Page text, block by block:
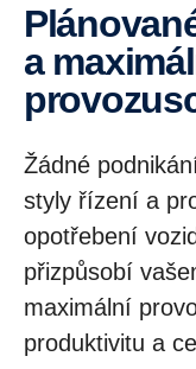
Plánované odstávky
a
Žádné
styly řízení a
opotřebení
přizpůsobí
maximální
produktivitu a